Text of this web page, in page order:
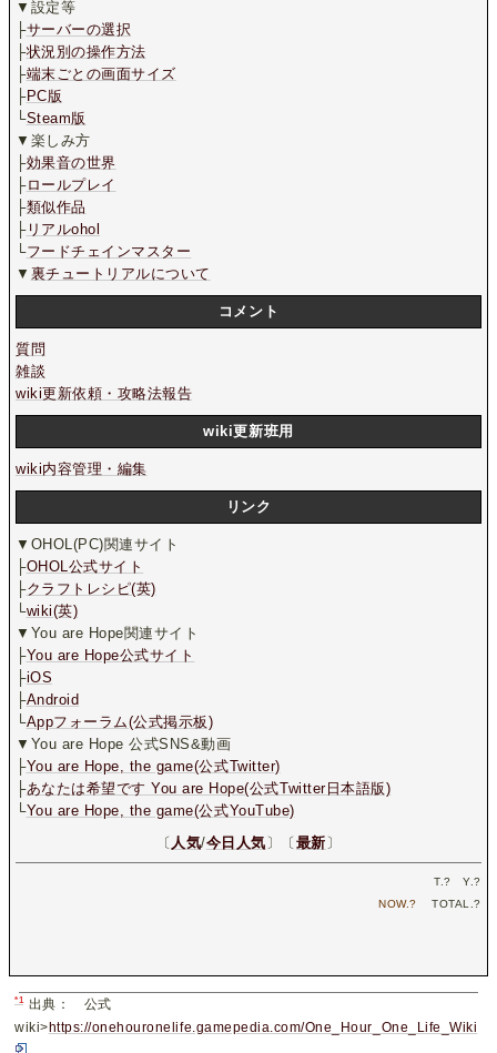
▼設定等
├サーバーの選択
├状況別の操作方法
├端末ごとの画面サイズ
├PC版
└Steam版
▼楽しみ方
├効果音の世界
├ロールプレイ
├類似作品
├リアルohol
└フードチェインマスター
▼ 裏チュートリアルについて
コメント
質問
雑談
wiki更新依頼・攻略法報告
wiki更新班用
wiki内容管理・編集
リンク
▼OHOL(PC)関連サイト
├OHOL公式サイト
├クラフトレシピ(英)
└wiki(英)
▼You are Hope関連サイト
├You are Hope公式サイト
├iOS
├Android
└Appフォーラム(公式掲示板)
▼You are Hope 公式SNS&動画
├You are Hope, the game(公式Twitter)
├あなたは希望です You are Hope(公式Twitter日本語版)
└You are Hope, the game(公式YouTube)
〔 人気/今日人気 〕〔 最新 〕
T.? Y.?
NOW.? TOTAL.?
*1 出典： 公式
wiki>https://onehouronelife.gamepedia.com/One_Hour_One_Life_Wiki